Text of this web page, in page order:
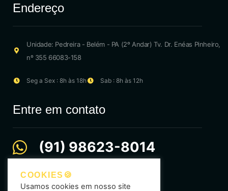
Endereço
Unidade: Pedreira - Belém - PA (2º Andar) Tv. Dr. Enéas Pinheiro,
nº 355 66083-158
Seg a Sex : 8h às 18h Sab : 8h às 12h
Entre em contato
(91) 98623-8014
comercial@ideinstituto.com.br
COOKIES🍪
Usamos cookies em nosso site